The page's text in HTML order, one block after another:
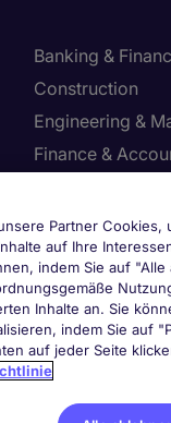
Banking &
Construction
Engineering &
Finance &
Human
Information
Cookie-
Partner Cookies,
auf Ihre
indem Sie auf "Alle
Inhalte an. Sie
indem Sie auf
auf jeder Seite